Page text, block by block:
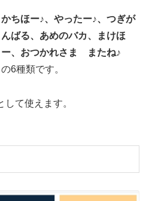
かちほー♪、やったー♪、つぎが
んばる、あめのバカ、まけほ
ー、おつかれさま またね♪
の6種類です。
て使えます。